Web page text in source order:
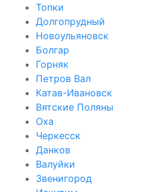
Топки
Долгопрудный
Новоульяновск
Болгар
Горняк
Петров Вал
Катав-Ивановск
Вятские Поляны
Оха
Черкесск
Данков
Валуйки
Звенигород